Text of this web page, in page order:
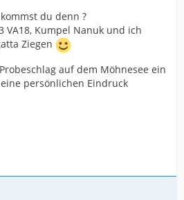
du denn ?
VA18, Kumpel Nanuk und ich
Ziegen
auf dem Möhnesee ein
persönlichen Eindruck